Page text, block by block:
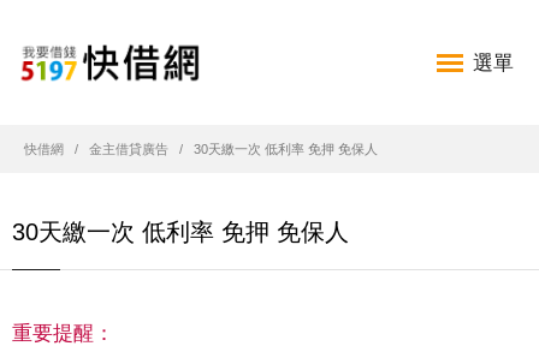
選單
快借網 金主借貸廣告 30天繳一次 低利率 免押 免保人
30天繳一次 低利率 免押 免保人
重要提醒：